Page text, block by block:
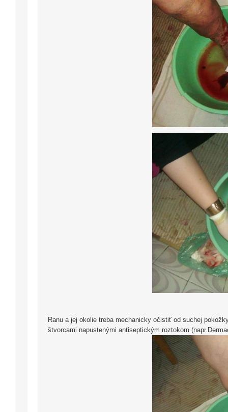
Ranu a jej okolie treba mechanicky očistiť od suchej
štvorcami napustenými antiseptickým roztokom